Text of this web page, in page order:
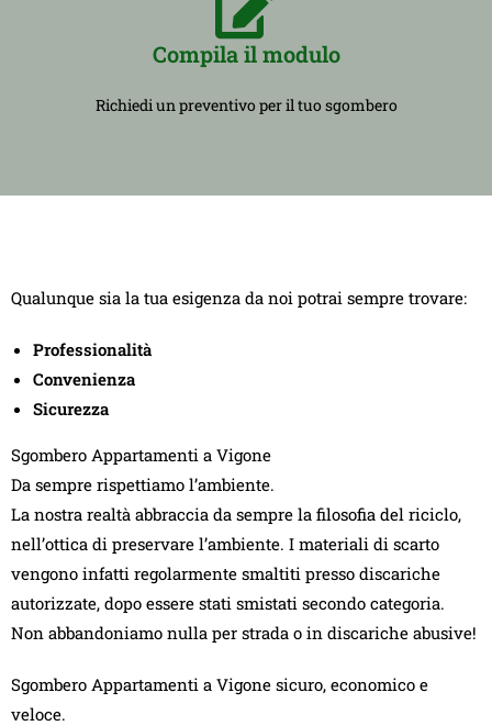
Compila il modulo
Richiedi un preventivo per il tuo sgombero
Qualunque sia la tua esigenza da noi potrai sempre trovare:
Professionalità
Convenienza
Sicurezza
Sgombero Appartamenti a Vigone
Da sempre rispettiamo l’ambiente.
La nostra realtà abbraccia da sempre la filosofia del riciclo,
nell’ottica di preservare l’ambiente. I materiali di scarto
vengono infatti regolarmente smaltiti presso discariche
autorizzate, dopo essere stati smistati secondo categoria.
Non abbandoniamo nulla per strada o in discariche abusive!
Sgombero Appartamenti a Vigone sicuro, economico e
veloce.